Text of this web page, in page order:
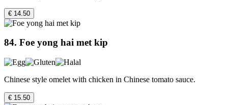
€ 14.50
84. Foe yong hai met kip
Chinese style omelet with chicken in Chinese tomato sauce.
€ 15.50